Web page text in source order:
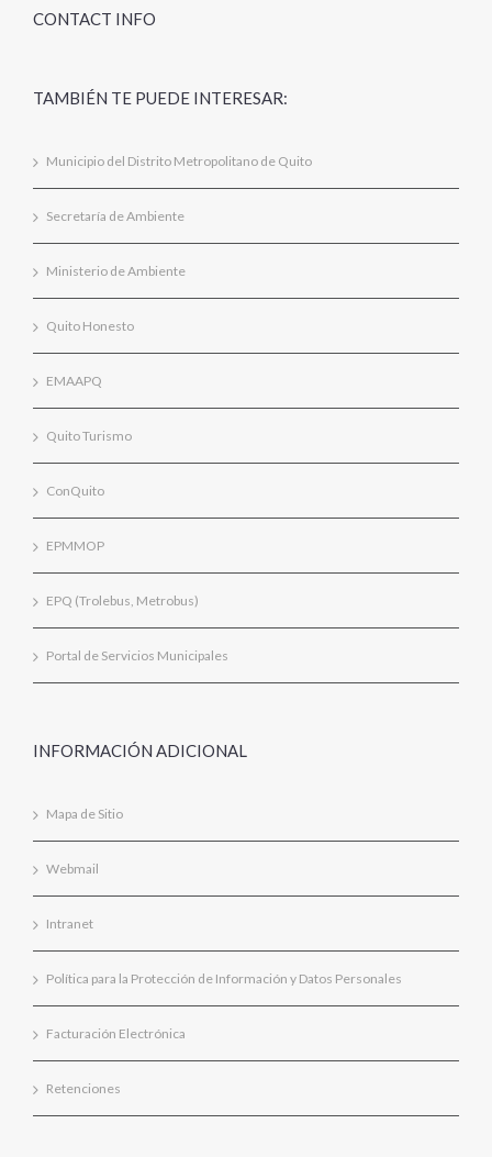
CONTACT INFO
TAMBIÉN TE PUEDE INTERESAR:
Municipio del Distrito Metropolitano de Quito
Secretaría de Ambiente
Ministerio de Ambiente
Quito Honesto
EMAAPQ
Quito Turismo
ConQuito
EPMMOP
EPQ (Trolebus, Metrobus)
Portal de Servicios Municipales
INFORMACIÓN ADICIONAL
Mapa de Sitio
Webmail
Intranet
Política para la Protección de Información y Datos Personales
Facturación Electrónica
Retenciones